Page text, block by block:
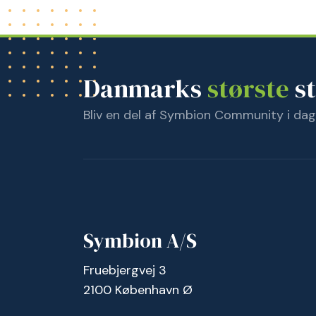
Danmarks største
Bliv en del af Symbion Community i dag
Symbion A/S
Fruebjergvej 3
2100 København Ø